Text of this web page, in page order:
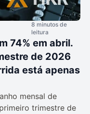
8 minutos de
leitura
74% em abril.
de 2026
está apenas
mensal de
trimestre de